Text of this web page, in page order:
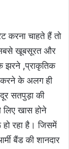
करना चाहते हैं तो
सबसे खूबसूरत और
झरने ,प्राकृतिक
करने के अलग ही
सतपुड़ा की
खास होने
रहा है। जिसमें
बैंड की शानदार